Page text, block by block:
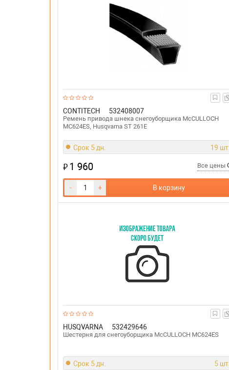
CONTITECH 532408007
Ремень привода шнека снегоуборщика McCULLOCH
MC624ES, Husqvarna ST 261E
Срок 5 дн. 19 шт.
₽1 960 Все цены
- + В корзину
HUSQVARNA 532429646
Шестерня для снегоуборщика McCULLOCH MC624ES
Срок 5 дн. 5 шт.